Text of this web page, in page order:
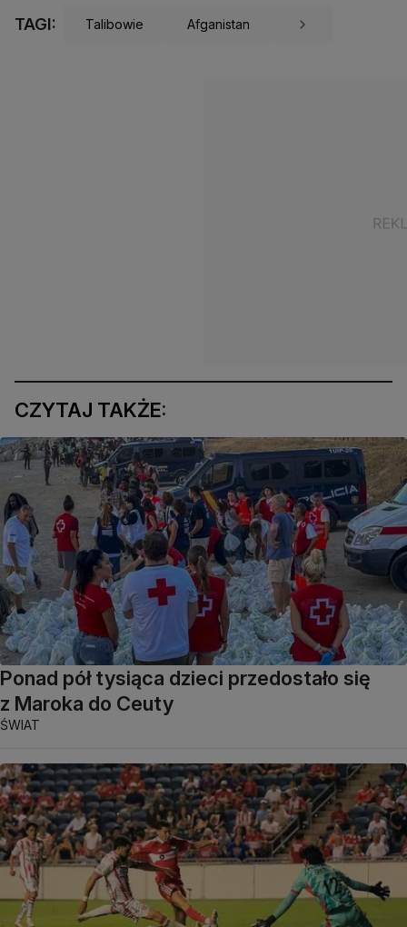
TAGI: Talibowie Afganistan
CZYTAJ TAKŻE:
Ponad pół tysiąca dzieci przedostało się
z Maroka do Ceuty
ŚWIAT